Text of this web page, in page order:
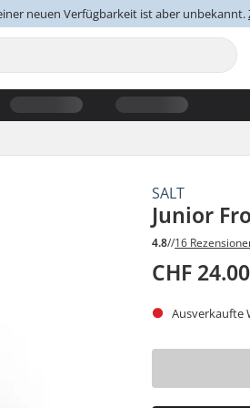
neuen Verfügbarkeit ist aber unbekannt.
SALT
Junior
4.8//16
CHF 24.00
Ausverkaufte